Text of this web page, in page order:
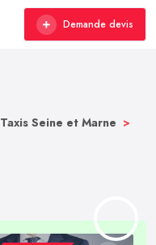
Demande devis
Taxis Seine et Marne >